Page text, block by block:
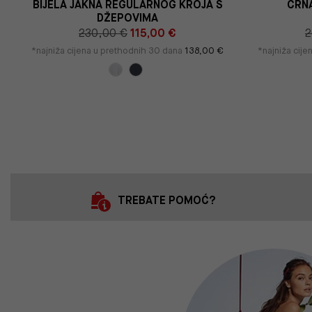
BIJELA JAKNA REGULARNOG KROJA S
DŽEPOVIMA
230,00 €115,00 €
*najniža cijena u prethodnih 30 dana 138,00 € *najniža
TREBATE POMOĆ?